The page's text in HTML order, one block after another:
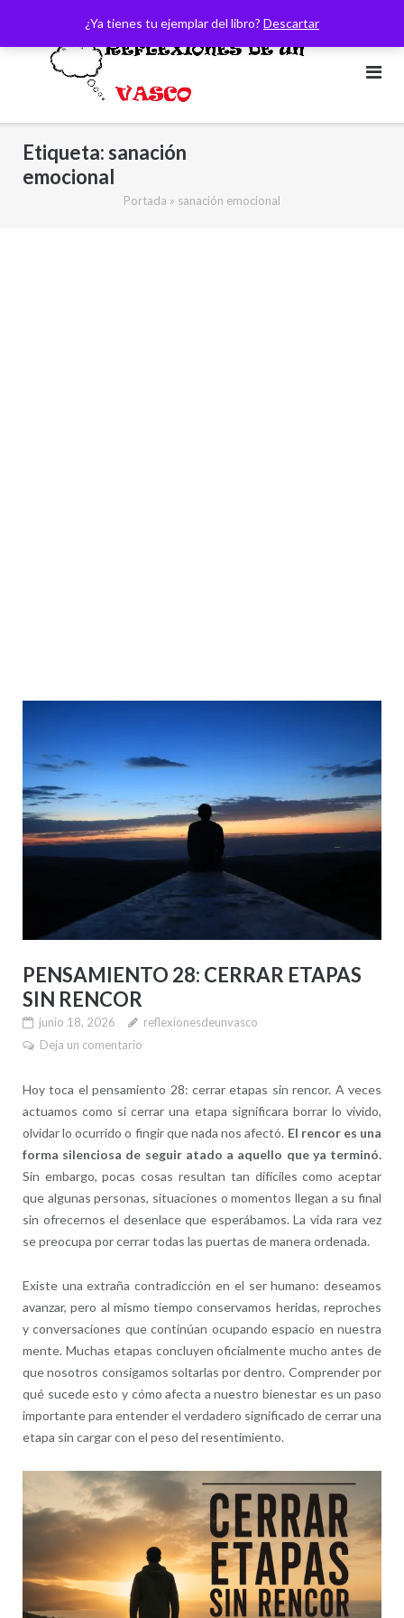
¿Ya tienes tu ejemplar del libro? Descartar
contenido
Etiqueta:sanación
emocional
Portada » sanación emocional
PENSAMIENTO 28: CERRAR ETAPAS
SIN RENCOR
junio 18, 2026
reflexionesdeunvasco
Deja un comentario
Hoy toca el pensamiento 28: cerrar etapas sin rencor. A veces
actuamos como si cerrar una etapa significara borrar lo vivido,
olvidar lo ocurrido o fingir que nada nos afectó. El rencor es una
forma silenciosa de seguir atado a aquello que ya terminó.
Sin embargo, pocas cosas resultan tan difíciles como aceptar
que algunas personas, situaciones o momentos llegan a su final
sin ofrecernos el desenlace que esperábamos. La vida rara vez
se preocupa por cerrar todas las puertas de manera ordenada.
Existe una extraña contradicción en el ser humano: deseamos
avanzar, pero al mismo tiempo conservamos heridas, reproches
y conversaciones que continúan ocupando espacio en nuestra
mente. Muchas etapas concluyen oficialmente mucho antes de
que nosotros consigamos soltarlas por dentro. Comprender por
qué sucede esto y cómo afecta a nuestro bienestar es un paso
importante para entender el verdadero significado de cerrar una
etapa sin cargar con el peso del resentimiento.